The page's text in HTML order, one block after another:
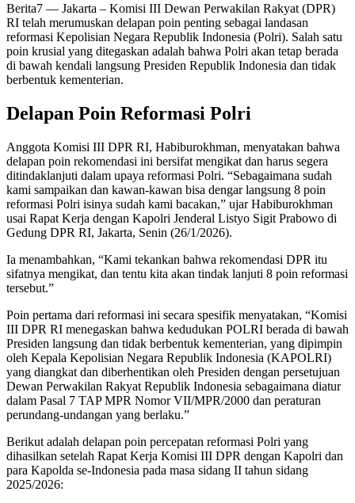
Berita7 — Jakarta – Komisi III Dewan Perwakilan Rakyat (DPR)
RI telah merumuskan delapan poin penting sebagai landasan
reformasi Kepolisian Negara Republik Indonesia (Polri). Salah satu
poin krusial yang ditegaskan adalah bahwa Polri akan tetap berada
di bawah kendali langsung Presiden Republik Indonesia dan tidak
berbentuk kementerian.
Delapan Poin Reformasi Polri
Anggota Komisi III DPR RI, Habiburokhman, menyatakan bahwa
delapan poin rekomendasi ini bersifat mengikat dan harus segera
ditindaklanjuti dalam upaya reformasi Polri. “Sebagaimana sudah
kami sampaikan dan kawan-kawan bisa dengar langsung 8 poin
reformasi Polri isinya sudah kami bacakan,” ujar Habiburokhman
usai Rapat Kerja dengan Kapolri Jenderal Listyo Sigit Prabowo di
Gedung DPR RI, Jakarta, Senin (26/1/2026).
Ia menambahkan, “Kami tekankan bahwa rekomendasi DPR itu
sifatnya mengikat, dan tentu kita akan tindak lanjuti 8 poin reformasi
tersebut.”
Poin pertama dari reformasi ini secara spesifik menyatakan, “Komisi
III DPR RI menegaskan bahwa kedudukan POLRI berada di bawah
Presiden langsung dan tidak berbentuk kementerian, yang dipimpin
oleh Kepala Kepolisian Negara Republik Indonesia (KAPOLRI)
yang diangkat dan diberhentikan oleh Presiden dengan persetujuan
Dewan Perwakilan Rakyat Republik Indonesia sebagaimana diatur
dalam Pasal 7 TAP MPR Nomor VII/MPR/2000 dan peraturan
perundang-undangan yang berlaku.”
Berikut adalah delapan poin percepatan reformasi Polri yang
dihasilkan setelah Rapat Kerja Komisi III DPR dengan Kapolri dan
para Kapolda se-Indonesia pada masa sidang II tahun sidang
2025/2026: